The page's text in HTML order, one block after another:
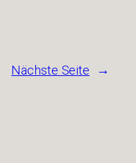
Nächste Seite →